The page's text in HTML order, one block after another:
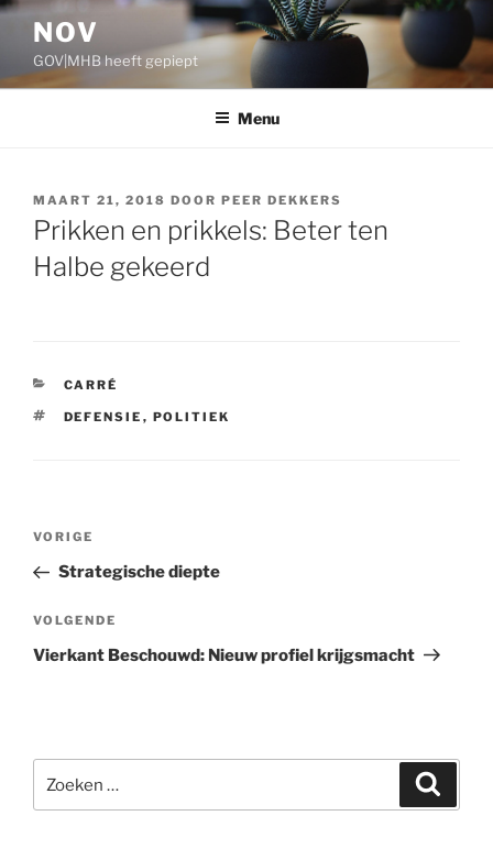
Ga
inhoud
NOV
GOV|MHB heeft gepiept
Menu
GEPLAATST
OP
MAART 21, 2018 DOOR PEER DEKKERS
Prikken en prikkels: Beter ten
Halbe gekeerd
CATEGORIEËN
CARRÉ
TAGS
DEFENSIE , POLITIEK
Bericht
Vorig
bericht
VORIGE
Strategische diepte
Volgend
bericht
VOLGENDE
Vierkant Beschouwd: Nieuw profiel krijgsmacht
naar: